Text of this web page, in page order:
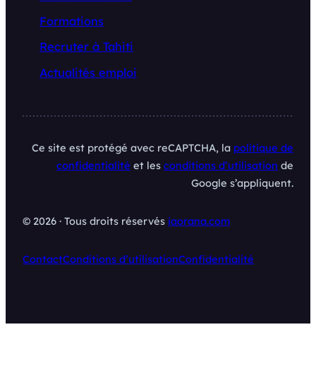
Formations
Recruter à Tahiti
Actualités emploi
Ce site est protégé avec reCAPTCHA, la politique de
confidentialité et les conditions d’utilisation de
Google s’appliquent.
© 2026 · Tous droits réservés iaorana.com
ContactConditions d’utilisationConfidentialité